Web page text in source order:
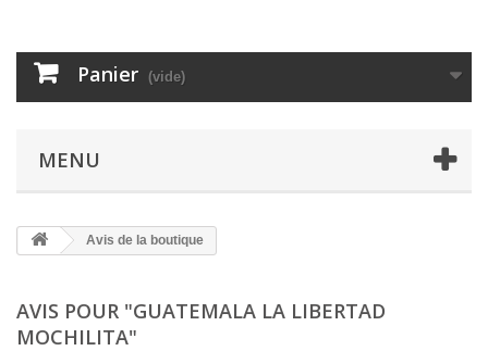
Panier (vide)
MENU
Avis de la boutique
AVIS POUR "GUATEMALA LA LIBERTAD
MOCHILITA"